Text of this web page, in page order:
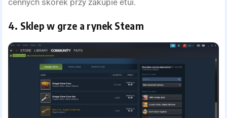
cennych skórek przy zakupie etui.
4. Sklep w grze a rynek Steam